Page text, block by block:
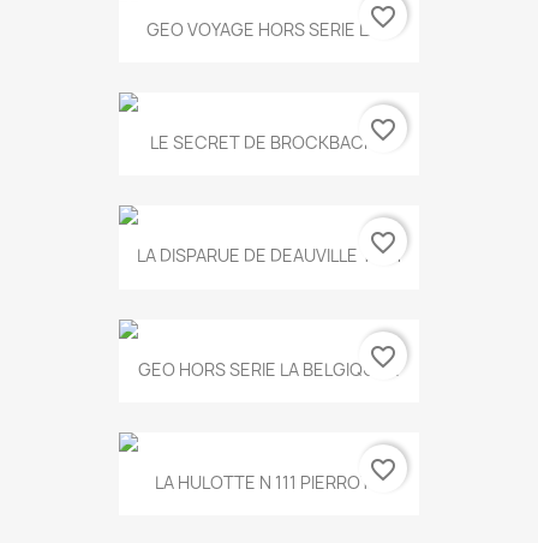
GEO VOYAGE HORS SERIE LA...
favorite_border
LE SECRET DE BROCKBACK...
favorite_border
LA DISPARUE DE DEAUVILLE T.551
favorite_border
GEO HORS SERIE LA BELGIQUE...
favorite_border
LA HULOTTE N 111 PIERROT...favorite_border